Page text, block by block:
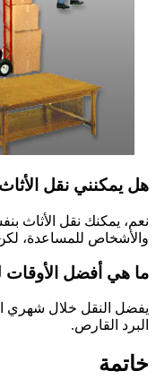
هل يمكنني نقل
نعم، يمكنك نقل الأثاث
والأشخاص للمساعدة،
ما هي أفضل الأوقات
يفضل النقل خلال شهري
البرد القارص.
خاتمة